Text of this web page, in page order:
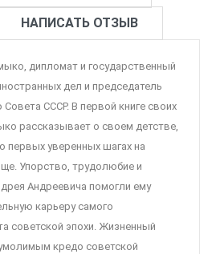
НАПИСАТЬ ОТЗЫВ
дипломат и государственный
дел и председатель
СССР. В первой книге своих
рассказывает о своем детстве,
первых уверенных шагах на
Упорство, трудолюбие и
Андреевича помогли ему
карьеру самого
советской эпохи. Жизненный
кредо советской